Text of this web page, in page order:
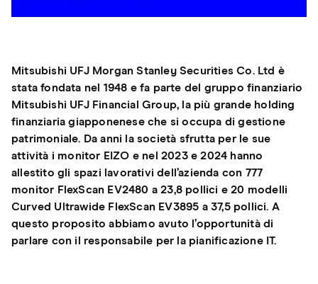
Mitsubishi UFJ Morgan Stanley Securities Co. Ltd è
stata fondata nel 1948 e fa parte del gruppo finanziario
Mitsubishi UFJ Financial Group, la più grande holding
finanziaria giapponenese che si occupa di gestione
patrimoniale. Da anni la società sfrutta per le sue
attività i monitor EIZO e nel 2023 e 2024 hanno
allestito gli spazi lavorativi dell’azienda con 777
monitor FlexScan EV2480 a 23,8 pollici e 20 modelli
Curved Ultrawide FlexScan EV3895 a 37,5 pollici. A
questo proposito abbiamo avuto l’opportunità di
parlare con il responsabile per la pianificazione IT.